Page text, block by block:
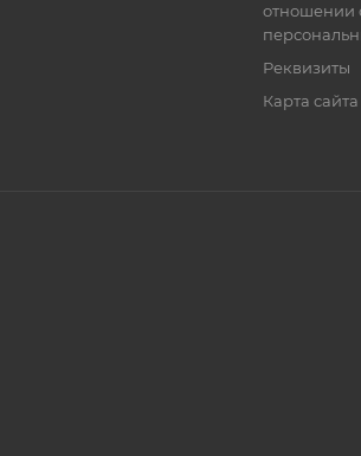
отношении
Реквизиты
Карта сайта